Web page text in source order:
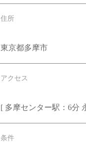
住所
東京都多摩市
アクセス
[ 多摩センター駅：6分
条件